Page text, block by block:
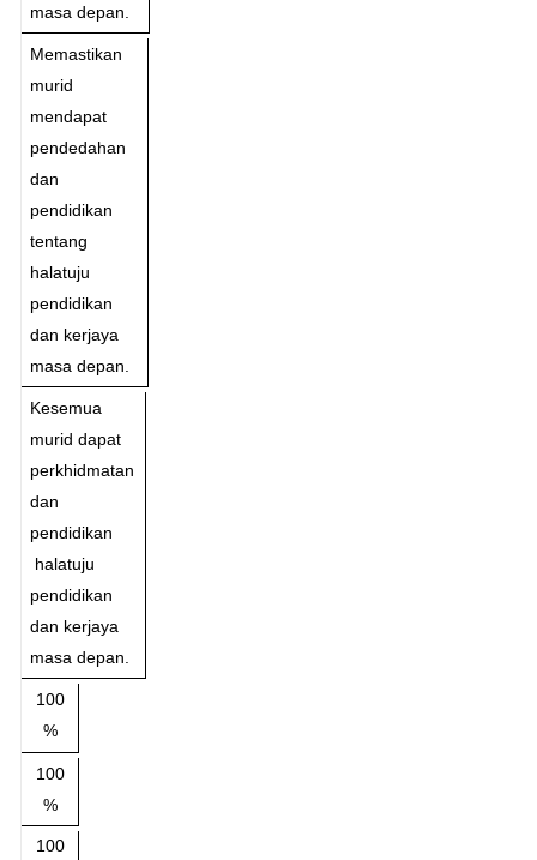
masa depan.
Memastikan
murid
mendapat
pendedahan
dan
pendidikan
tentang
halatuju
pendidikan
dan kerjaya
masa depan.
Kesemua
murid dapat
perkhidmatan
dan
pendidikan
halatuju
pendidikan
dan kerjaya
masa depan.
100
%
100
%
100